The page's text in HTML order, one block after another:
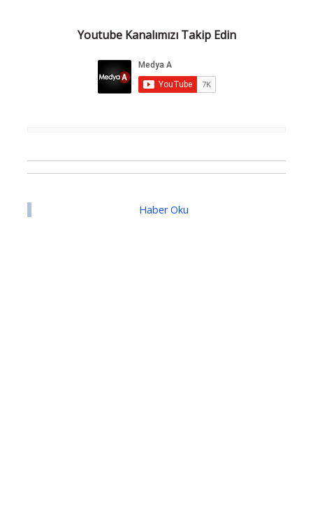
Youtube Kanalımızı Takip Edin
Haber Oku